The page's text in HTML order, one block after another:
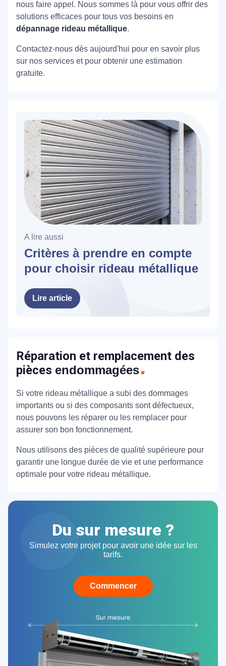
nous faire appel. Nous sommes là pour vous offrir des
solutions efficaces pour tous vos besoins en
dépannage rideau métallique.
Contactez-nous dès aujourd'hui pour en savoir plus
sur nos services et pour obtenir une estimation
gratuite.
A lire aussi
Critères à prendre en compte
pour choisir rideau métallique
Lire article
Réparation et remplacement des
pièces endommagées
Si votre rideau métallique a subi des dommages
importants ou si des composants sont défectueux,
nous pouvons les réparer ou les remplacer pour
assurer son bon fonctionnement.
Nous utilisons des pièces de qualité supérieure pour
garantir une longue durée de vie et une performance
optimale pour votre rideau métallique.
Du sur mesure ?
Simulez votre projet pour avoir une idée sur les
tarifs.
Commencer